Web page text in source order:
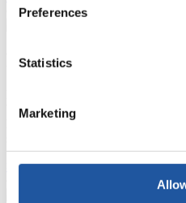
Preferences
Statistics
Marketing
Für Ausrichter
Wettkämpfen, Anti-Doping und
Kontaktpersonen für
>> Weiter